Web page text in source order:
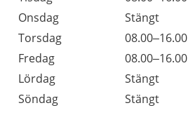
Onsdag
Stängt
Torsdag
08.00–16.00
Fredag
08.00–16.00
Lördag
Stängt
Söndag
Stängt